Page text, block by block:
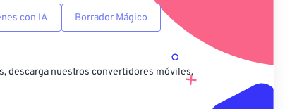
con IA Borrador Mágico
descarga nuestros convertidores móviles.